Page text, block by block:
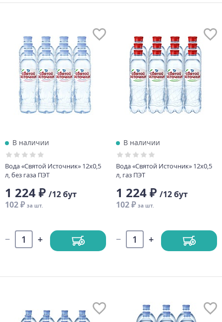
В наличии
Вода «Святой Источник» 12х0,5
л, без газа ПЭТ
1 224 ₽ /12 бут
102 ₽ за шт.
В наличии
Вода «Святой Источник» 12х0,5
л, газ ПЭТ
1 224 ₽ /12 бут
102 ₽ за шт.